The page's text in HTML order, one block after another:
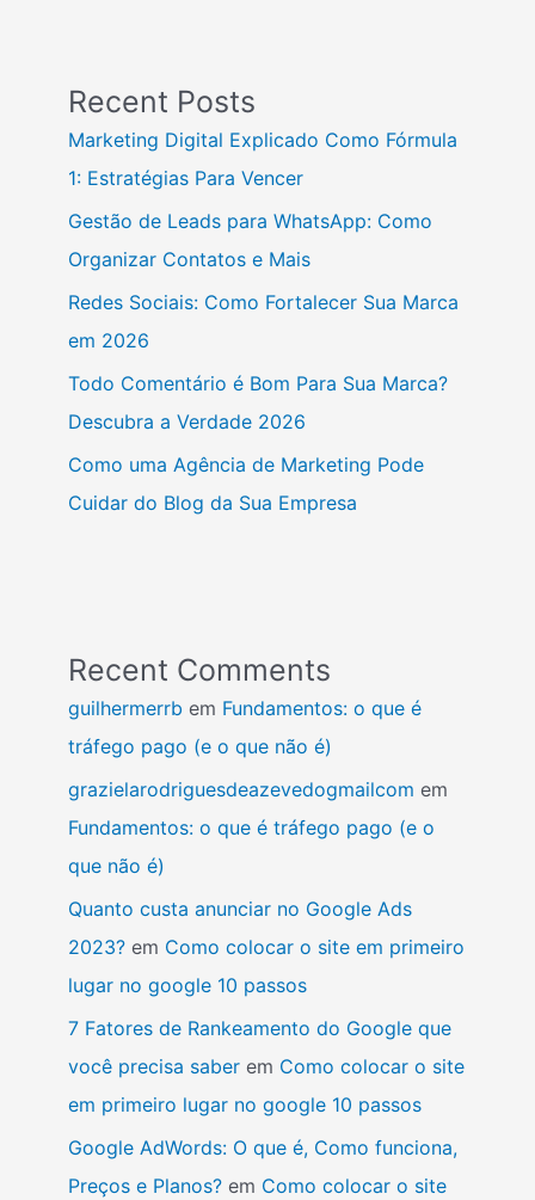
Recent Posts
Marketing Digital Explicado Como Fórmula
1: Estratégias Para Vencer
Gestão de Leads para WhatsApp: Como
Organizar Contatos e Mais
Redes Sociais: Como Fortalecer Sua Marca
em 2026
Todo Comentário é Bom Para Sua Marca?
Descubra a Verdade 2026
Como uma Agência de Marketing Pode
Cuidar do Blog da Sua Empresa
Recent Comments
guilhermerrb em Fundamentos: o que é
tráfego pago (e o que não é)
grazielarodriguesdeazevedogmailcom em
Fundamentos: o que é tráfego pago (e o
que não é)
Quanto custa anunciar no Google Ads
2023?em Como colocar o site em primeiro
lugar no google 10 passos
7 Fatores de Rankeamento do Google que
você precisa saberem Como colocar o site
em primeiro lugar no google 10 passos
Google AdWords: O que é, Como funciona,
Preços e Planos?em Como colocar o site